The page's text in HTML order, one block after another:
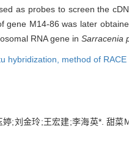
as probes to screen the
M14-86 was later
RNA gene in Sarracenia
hybridization, method of RACE
金玲;王宏建;李海英*. 甜菜